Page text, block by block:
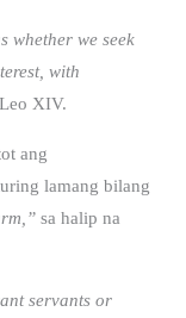
whether we seek
with
XIV.
ang
lamang bilang
sa halip na
servants or